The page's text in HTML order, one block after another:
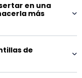
en una
más
de